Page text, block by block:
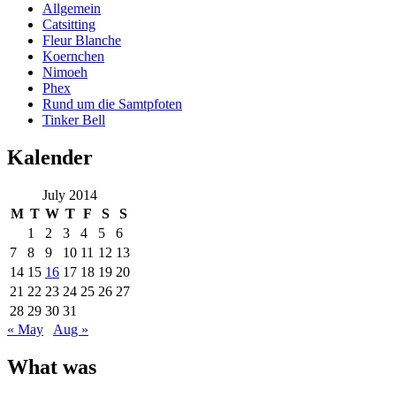
Allgemein
Catsitting
Fleur Blanche
Koernchen
Nimoeh
Phex
Rund um die Samtpfoten
Tinker Bell
Kalender
July 2014
M T W T F S
S
1
2 3 4 5
6
7
8 9 10 11 12 13
14 15 16 17 18 19 20
21 22 23 24 25 26 27
28 29 30 31
« May
Aug »
What was